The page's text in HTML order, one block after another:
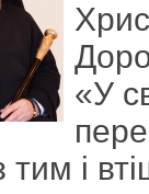
«У
тим і